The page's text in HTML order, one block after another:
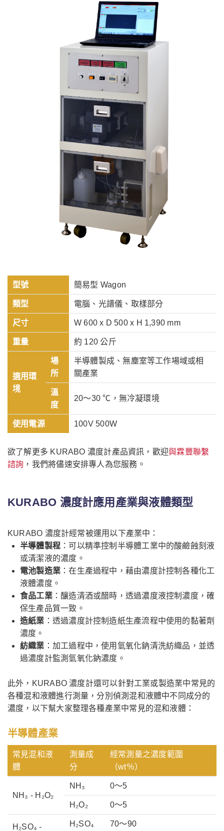
型號 簡易型 Wagon
類型 電腦、光譜儀、取樣部分
尺寸 W 600 x D 500 x H 1,390 mm
重量 約 120 公斤
適用環
境
場
所
半導體製成、無塵室等工作場域或相
關產業
溫
度
20～30 ℃，無冷凝環境
使用電源 100V 500W
欲了解更多 KURABO 濃度計產品資訊，歡迎與霖豐聯繫
諮詢 ，我們將儘速安排專人為您服務。
KURABO 濃度計應用產業與液體類型
KURABO 濃度計經常被運用以下產業中：
半導體製程 ：可以精準控制半導體工業中的酸鹼蝕刻液
或清潔液的濃度。
電池製造業 ：在生產過程中，藉由濃度計控制各種化工
液體濃度。
食品工業：釀造清酒或醋時，透過濃度液控制濃度，確
保生產品質一致。
造紙業 ：透過濃度計控制造紙生產流程中使用的黏著劑
濃度。
紡織業 ：加工過程中，使用氫氧化鈉清洗紡織品，並透
過濃度計監測氫氧化鈉濃度。
此外，KURABO 濃度計還可以針對工業或製造業中常見的
各種混和液體進行測量，分別偵測混和液體中不同成分的
濃度，以下幫大家整理各種產業中常見的混和液體：
半導體產業
常見混和液
體
測量成
分
經常測量之濃度範圍
（wt％）
NH₃ - H₂O₂
NH₃ 0～5
H₂O₂ 0～5
H₂SO₄ - H₂SO₄ 70～90